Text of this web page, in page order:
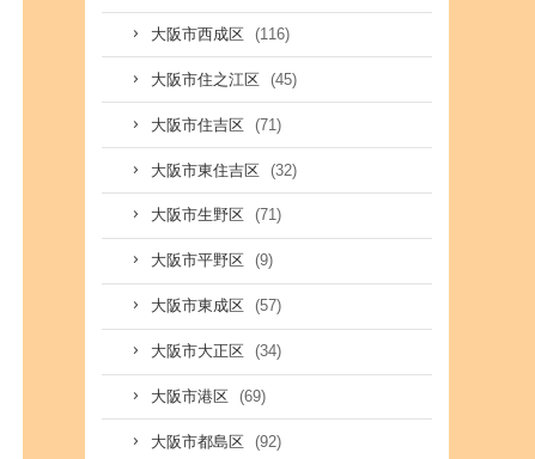
大阪市西成区 (116)
大阪市住之江区 (45)
大阪市住吉区 (71)
大阪市東住吉区 (32)
大阪市生野区 (71)
大阪市平野区 (9)
大阪市東成区 (57)
大阪市大正区 (34)
大阪市港区 (69)
大阪市都島区 (92)